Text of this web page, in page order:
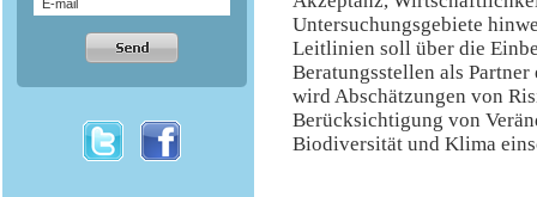
Untersuchungsgebiete
Leitlinien soll über die
Beratungsstellen als
wird Abschätzungen von
Berücksichtigung von
Biodiversität und Klima